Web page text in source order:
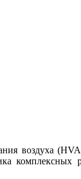
воздуха
комплексных